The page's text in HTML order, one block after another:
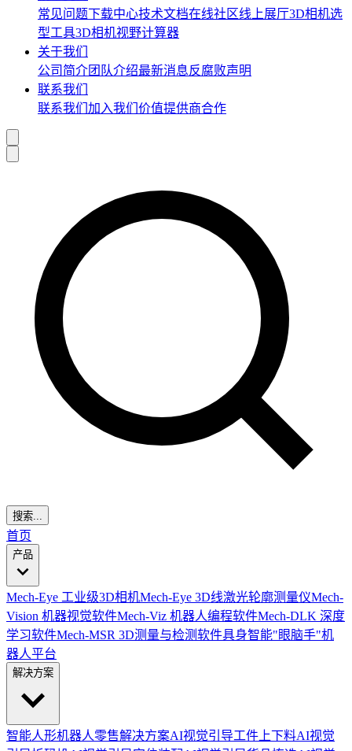
常见问题下载中心技术文档在线社区线上展厅3D相机选
型工具3D相机视野计算器
关于我们
公司简介团队介绍最新消息反腐败声明
联系我们
联系我们 加入我们 价值提供商合作
搜索...
首页
产品
Mech-Eye 工业级3D相机Mech-Eye 3D线激光轮廓测量仪Mech-
Vision 机器视觉软件Mech-Viz 机器人编程软件Mech-DLK 深度
学习软件Mech-MSR 3D测量与检测软件具身智能"眼脑手"机
器人平台
解决方案
智能人形机器人零售解决方案AI视觉引导工件上下料AI视觉